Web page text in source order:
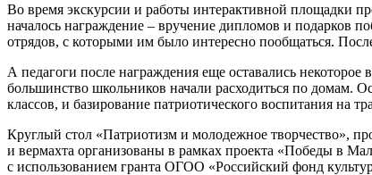
Во время экскурсии и работы интерактивной площадки
началось награждение – вручение дипломов и подарков
отрядов, с которыми им было интересно пообщаться.
А педагоги после награждения еще оставались
большинство школьников начали расходиться по домам.
классов, и базирование патриотического воспитания на
Круглый стол «Патриотизм и молодежное творчество»,
и вермахта организованы в рамках проекта «Победы в
с использованием гранта ОГОО «Российский фонд